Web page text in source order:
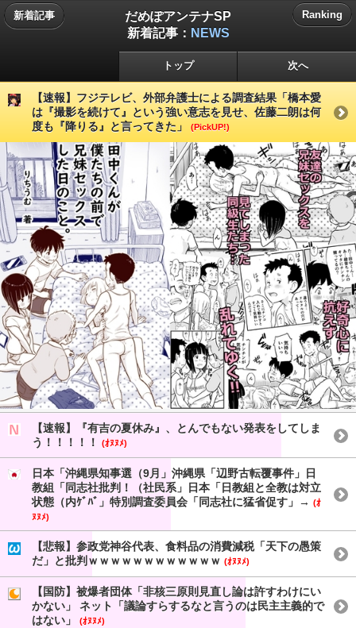
新着記事
だめぽアンテナSP
新着記事： NEWS
Ranking
トップ 次へ
【速報】フジテレビ、外部弁護士による調査結果「橋本愛
は『撮影を続けて』という強い意志を見せ、佐藤二朗は何
度も『降りる』と言ってきた」
(PickUP!)
【速報】『有吉の夏休み』、とんでもない発表をしてしま
う！！！！！
(ｵﾇﾇﾒ)
日本「沖縄県知事選（9月」沖縄県「辺野古転覆事件」日
教組「同志社批判！（社民系」日本「日教組と全教は対立
状態（内ｹﾞﾊﾞ」特別調査委員会「同志社に猛省促す」→ (ｵ
ﾇﾇﾒ)
【悲報】参政党神谷代表、食料品の消費減税「天下の愚策
だ」と批判ｗｗｗｗｗｗｗｗｗｗｗｗ (ｵﾇﾇﾒ)
【国防】被爆者団体「非核三原則見直し論は許すわけにい
かない」 ネット「議論すらするなと言うのは民主主義的で
はない」
(ｵﾇﾇﾒ)